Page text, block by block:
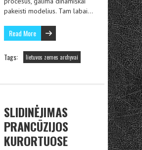
pakeisti modelius. Tam labai…
Read More
Tags: lietuvos zemes archyvai
SLIDINĖJIMAS
PRANCŪZIJOS
KURORTUOSE